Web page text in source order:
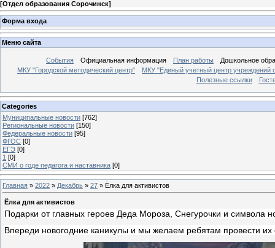
[Отдел образования Сорочинск]
Форма входа
Меню сайта
События Официальная информация План работы
Дошкольное
МКУ "Городской методический центр"
МКУ "Единый учетный центр учреждений
Полезные ссылки
Categories
Муниципальные новости [762]
Региональные новости [150]
Федеральные новости [95]
ФГОС [0]
ЕГЭ [0]
1 [0]
СМИ о годе педагога и наставника [0]
Главная » 2022 » Декабрь » 27 » Ёлка для активистов
Ёлка для активистов
Подарки от главных героев Деда Мороза, Снегурочки и символа
Впереди новогодние каникулы и мы желаем ребятам провести